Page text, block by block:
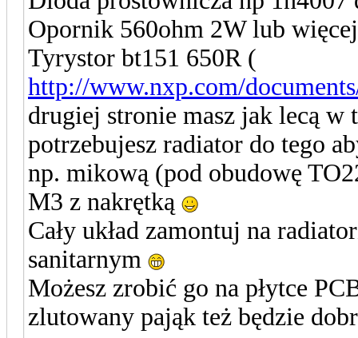
Opornik 560ohm 2W lub
Tyrystor bt151 650R (
http://www.nxp.com/
drugiej stronie masz jak lecą
potrzebujesz radiator do tego
np. mikową (pod obudowę
M3 z nakrętką
Cały układ zamontuj na
sanitarnym
Możesz zrobić go na płytce
zlutowany pająk też będzie